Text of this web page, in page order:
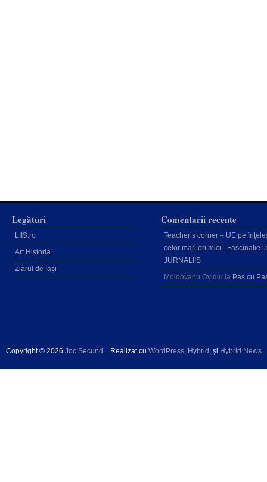
Legături
LIIS.ro
Art Historia
Ziarul de Iași
Comentarii recente
Teacher’s corner – UE pe
celor mari ori mici - Fascinație
JURNALIIS
Moldovanu Ovidiu la Pas cu
Copyright © 2026 Joc Secund . Realizat cu WordPress, Hybrid , şi Hybrid News.